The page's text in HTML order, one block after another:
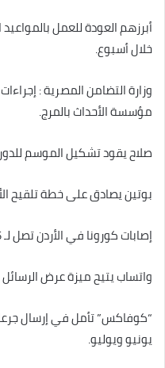
خلال أسبوع.
وزارة التضامن المصرية :
مؤسسة الأحداث بالمرج.
صلاح يقود تشكيل الموسم
بوتين يصادق على خطة تلقيح
إصابات كورونا في الأردن تصل لـ 739.015 حالة.
واتساب يتيح ميزة عرض
“كوفاكس” تأمل في إرسال
يونيو ويوليو.